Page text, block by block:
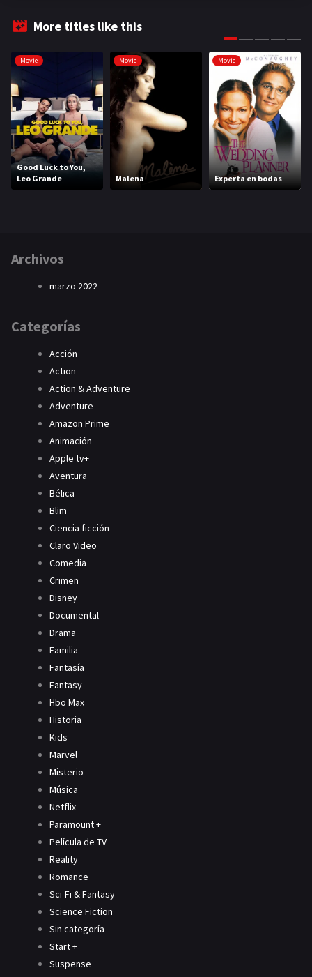
More titles like this
Movie
Good Luck to You,
Leo Grande
Movie
Malena
Movie
Experta en bodas
Archivos
marzo 2022
Categorías
Acción
Action
Action & Adventure
Adventure
Amazon Prime
Animación
Apple tv+
Aventura
Bélica
Blim
Ciencia ficción
Claro Video
Comedia
Crimen
Disney
Documental
Drama
Familia
Fantasía
Fantasy
Hbo Max
Historia
Kids
Marvel
Misterio
Música
Netflix
Paramount +
Película de TV
Reality
Romance
Sci-Fi & Fantasy
Science Fiction
Sin categoría
Start +
Suspense